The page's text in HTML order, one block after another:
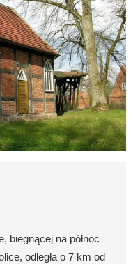
biegnącej na północ
odległa o 7 km od